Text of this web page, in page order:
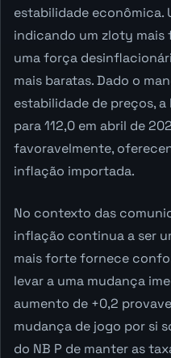
estabilidade econômica.
indicando um zloty mais
uma força
mais baratas. Dado o
estabilidade de preços, a
para 112,0 em abril de
favoravelmente,
inflação importada.
No contexto das
inflação continua a ser
mais forte fornece
levar a uma mudança
aumento de +0,2
mudança de jogo por si
do NB P de manter as